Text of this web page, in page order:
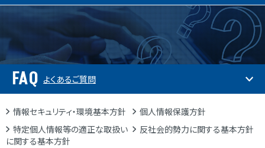
FAQ よくあるご質問
情報セキュリティ・環境基本方針
個人情報保護方針
特定個人情報等の適正な取扱い
に関する基本方針
反社会的勢力に関する基本方針